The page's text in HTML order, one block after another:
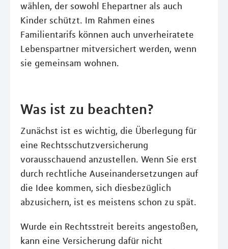
wählen, der sowohl Ehepartner als auch
Kinder schützt. Im Rahmen eines
Familientarifs können auch unverheiratete
Lebenspartner mitversichert werden, wenn
sie gemeinsam wohnen.
Was ist zu beachten?
Zunächst ist es wichtig, die Überlegung für
eine Rechtsschutzversicherung
vorausschauend anzustellen. Wenn Sie erst
durch rechtliche Auseinandersetzungen auf
die Idee kommen, sich diesbezüglich
abzusichern, ist es meistens schon zu spät.
Wurde ein Rechtsstreit bereits angestoßen,
kann eine Versicherung dafür nicht